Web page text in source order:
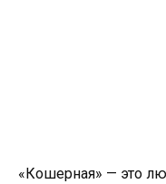
«Кошерная» — это